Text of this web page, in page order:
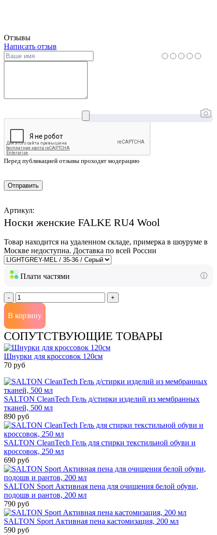
Отзывы
Написать отзыв
Отправить
Перед публикацией отзывы проходят модерацию
Артикул:
Носки женские FALKE RU4 Wool
Товар находится на удаленном складе, примерка в шоуруме в
Москве недоступна. Доставка по всей России
Плати частями
- +
В корзину
СОПУТСТВУЮЩИЕ ТОВАРЫ
Шнурки для кроссовок 120см
70 руб
SALTON CleanTech Гель д/стирки изделий из мембранных
тканей, 500 мл
890 руб
SALTON CleanTech Гель для стирки текстильной обуви и
кроссовок, 250 мл
690 руб
SALTON Sport Активная пена для очищения белой обуви,
подошв и рантов, 200 мл
790 руб
SALTON Sport Активная пена кастомизация, 200 мл
590 руб